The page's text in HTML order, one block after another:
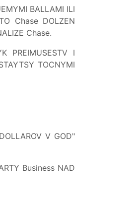
BALLAMI ILI
Chase DOLZEN
Chase.
PREIMUSESTV I
TOCNYMI
V GOD"
Business NAD